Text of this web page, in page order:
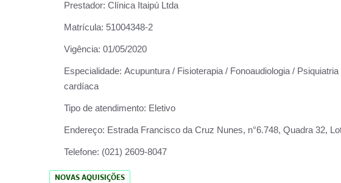
Prestador: Clínica Itaipú Ltda
Matrícula: 51004348-2
Vigência: 01/05/2020
Especialidade: Acupuntura / Fisioterapia / Fonoaudiologia /
cardíaca
Tipo de atendimento: Eletivo
Endereço: Estrada Francisco da Cruz Nunes, n°6.748, Quadra 32,
Telefone: (021) 2609-8047
NOVAS AQUISIÇÕES